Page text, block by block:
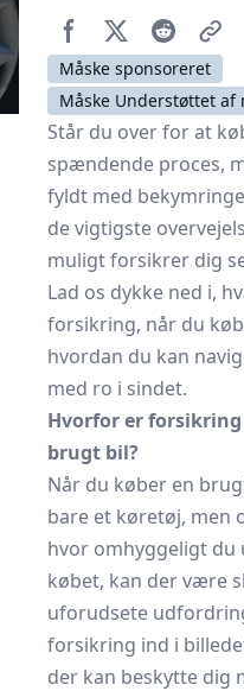
Måske sponsoreret
Måske Understøttet
Står du over for at
spændende proces,
fyldt med
de vigtigste
muligt forsikrer dig
Lad os dykke ned i,
forsikring, når du
hvordan du kan
med ro i sindet.
Hvorfor er
brugt bil?
Når du køber en
bare et køretøj, men
hvor omhyggeligt
købet, kan der være
uforudsete
forsikring ind i
der kan beskytte dig